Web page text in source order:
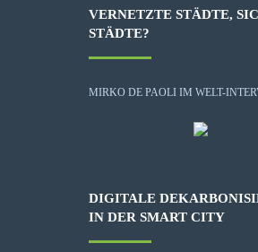
VERNETZTE STÄDTE,
STÄDTE?
MIRKO DE PAOLI IM WELT-
DIGITALE
IN DER SMART CITY